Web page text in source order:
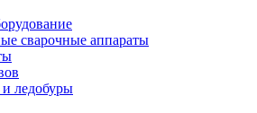
сварочные аппараты
ледобуры